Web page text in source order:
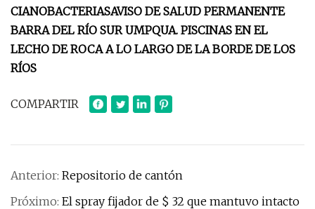
CIANOBACTERIASAVISO DE SALUD PERMANENTE
BARRA DEL RÍO SUR UMPQUA. PISCINAS EN EL
LECHO DE ROCA A LO LARGO DE LA BORDE DE LOS
RÍOS
COMPARTIR
Anterior: Repositorio de cantón
Próximo: El spray fijador de $ 32 que mantuvo intacto